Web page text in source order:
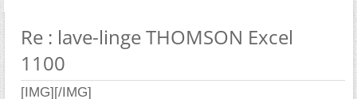
Re : lave-linge THOMSON Excel
1100
[IMG][/IMG]